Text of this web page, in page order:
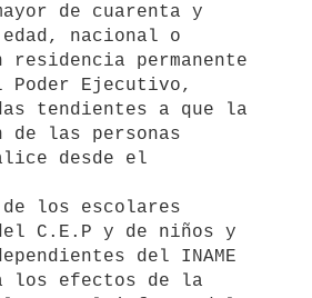
de cuarenta y
nacional o
permanente
Ejecutivo,
tendientes a que la
las personas
desde el
C.E.P y de niños y
del INAME
los efectos de la